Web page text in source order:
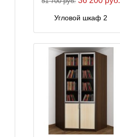
Угловой шкаф 2